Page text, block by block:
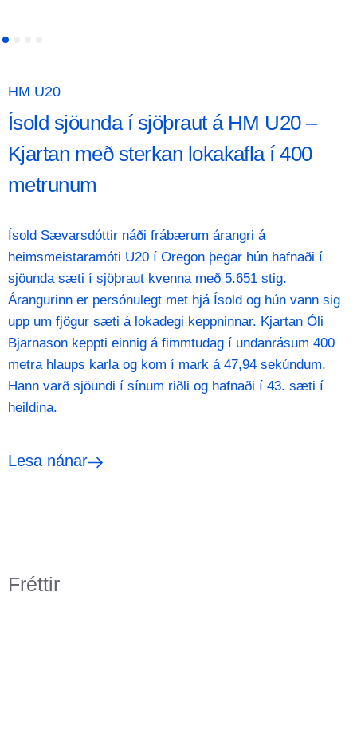
HM U20
Ísold sjöunda í sjöþraut á HM U20 –
Kjartan með sterkan lokakafla í 400
metrunum
Ísold Sævarsdóttir náði frábærum árangri á
heimsmeistaramóti U20 í Oregon þegar hún hafnaði í
sjöunda sæti í sjöþraut kvenna með 5.651 stig.
Árangurinn er persónulegt met hjá Ísold og hún vann sig
upp um fjögur sæti á lokadegi keppninnar. Kjartan Óli
Bjarnason keppti einnig á fimmtudag í undanrásum 400
metra hlaups karla og kom í mark á 47,94 sekúndum.
Hann varð sjöundi í sínum riðli og hafnaði í 43. sæti í
heildina.
Lesa nánar
EM
Átta Íslendingar keppa á EM í
Birmingham
49 þjóðum á Evrópumeistaramótinu í frjálsíþróttum sem
fer fram í Birmingham dagana 10.–16. ágúst.
Lesa nánar
Landslið
Fimm keppendur Íslands á HM U20 í
Oregon
U20 í frjálsíþróttum sem fram fer á Hayward Field í
Eugene í Oregon dagana 5.–9. ágúst. Á mótinu koma
saman yfir 1.700 af efnilegustu frjálsíþróttamönnum
heims frá nærri 200 þjóðum.
Lesa nánar
Þing
Sveinn Margeirsson og Katrín
Jakobsdóttir taka við keflinu í stjórn FRÍ
dagana 10.–11. apríl, var kjörin ný stjórn sambandsins.
Sveinn Margeirsson var kjörinn formaður FRÍ. Með
honum í aðalstjórn voru kjörin Katrín Jakobsdóttir,
Trausti Stefánsson, Rannveig Oddsdóttir og Sonja Sif
Jóhannsdóttir.
Lesa nánar
Fréttir